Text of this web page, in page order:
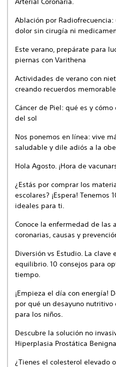
Ablación por Radiofrecuencia:
dolor sin cirugía ni
Este verano, prepárate para
piernas con Varithena
Actividades de verano con
creando recuerdos
Cáncer de Piel: qué es y
del sol
Nos ponemos en línea: vive
saludable y dile adiós a la
Hola Agosto. ¡Hora de
¿Estás por comprar los
escolares? ¡Espera! Tenemos
ideales para ti.
Conoce la enfermedad de las
coronarias, causas y
Diversión vs Estudio. La clave
equilibrio. 10 consejos para
tiempo.
¡Empieza el día con energía!
por qué un desayuno nutritivo
para los niños.
Descubre la solución no
Hiperplasia Prostática Benigna
¿Tienes el colesterol elevado